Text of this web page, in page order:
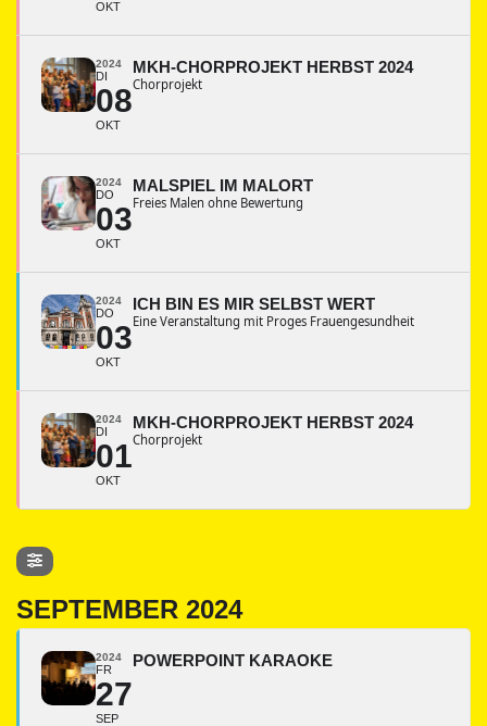
OKT
2024
DI
08
OKT
MKH-CHORPROJEKT HERBST 2024
Chorprojekt
2024
DO
03
OKT
MALSPIEL IM MALORT
Freies Malen ohne Bewertung
2024
DO
03
OKT
ICH BIN ES MIR SELBST WERT
Eine Veranstaltung mit Proges Frauengesundheit
2024
DI
01
OKT
MKH-CHORPROJEKT HERBST 2024
Chorprojekt
SEPTEMBER 2024
2024
FR
27
SEP
POWERPOINT KARAOKE